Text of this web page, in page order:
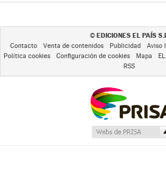
© EDICIONES EL PAÍS
Contacto Venta de contenidos Publicidad Aviso
Política cookies
Configuración de cookies Mapa
RSS